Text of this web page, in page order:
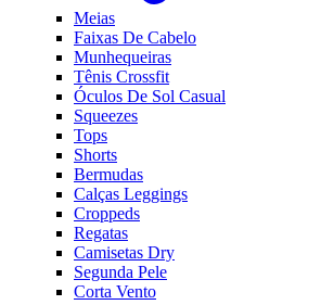
Meias
Faixas De Cabelo
Munhequeiras
Tênis Crossfit
Óculos De Sol Casual
Squeezes
Tops
Shorts
Bermudas
Calças Leggings
Croppeds
Regatas
Camisetas Dry
Segunda Pele
Corta Vento